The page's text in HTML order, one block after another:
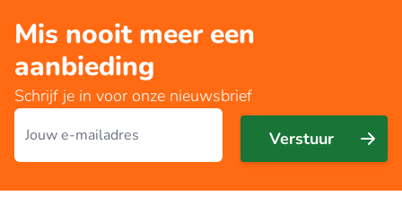
Mis nooit meer een
aanbieding
Schrijf je in voor onze nieuwsbrief
E-mailadres
Verstuur